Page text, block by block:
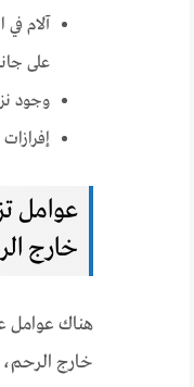
آلام
على
وجود
عوامل
خارج
هناك عوامل
خارج